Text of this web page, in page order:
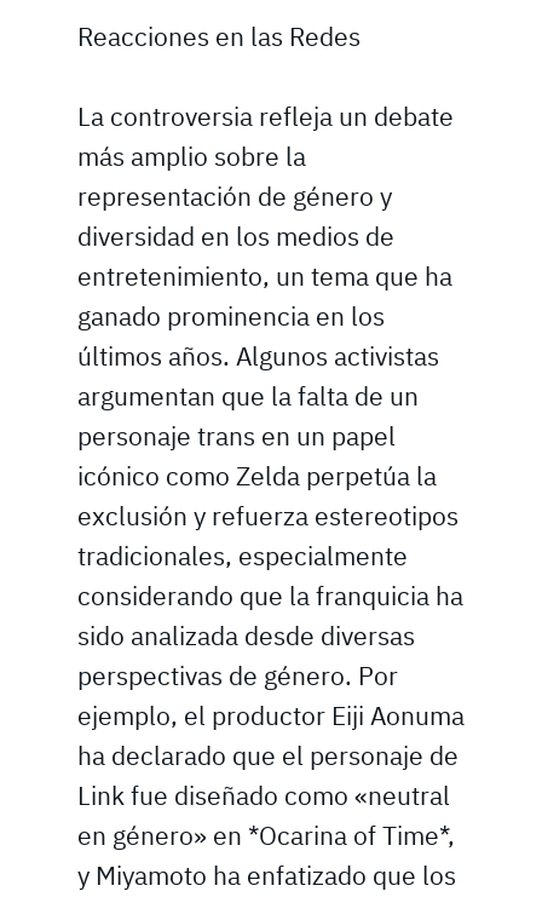
Reacciones en las Redes
La controversia refleja un debate
más amplio sobre la
representación de género y
diversidad en los medios de
entretenimiento, un tema que ha
ganado prominencia en los
últimos años. Algunos activistas
argumentan que la falta de un
personaje trans en un papel
icónico como Zelda perpetúa la
exclusión y refuerza estereotipos
tradicionales, especialmente
considerando que la franquicia ha
sido analizada desde diversas
perspectivas de género. Por
ejemplo, el productor Eiji Aonuma
ha declarado que el personaje de
Link fue diseñado como «neutral
en género» en *Ocarina of Time*,
y Miyamoto ha enfatizado que los